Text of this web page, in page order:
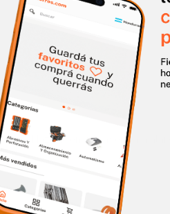
Haz clic en la imagen para